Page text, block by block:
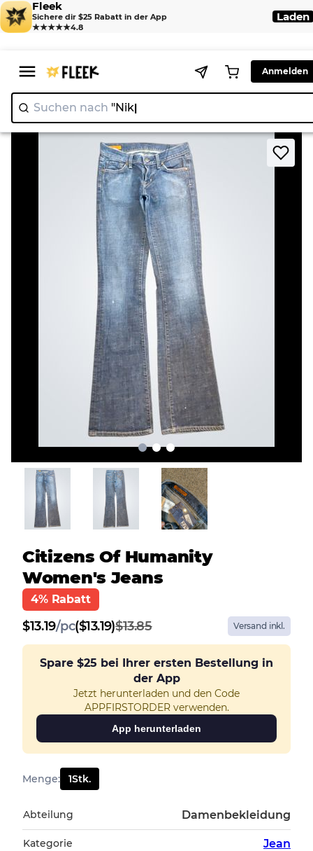
Fleek
Sichere dir $25 Rabatt in der App
★★★★★4.8
Laden
Anmelden
Suchen nach "Nike"
Home > Jean > Citizens of Humanity Women's Jeans
Citizens Of Humanity
Women's Jeans
4% Rabatt
$13.19/pc($13.19)$13.85 Versand inkl.
Spare $25 bei Ihrer ersten Bestellung in
der App
Jetzt herunterladen und den Code
APPFIRSTORDER verwenden.
App herunterladen
Menge: 1Stk.
Abteilung Damenbekleidung
Kategorie Jean